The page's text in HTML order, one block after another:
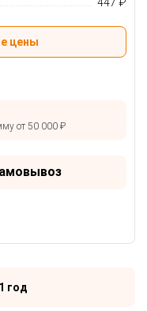
Получить оптовые цены
от 50 000 ₽
год